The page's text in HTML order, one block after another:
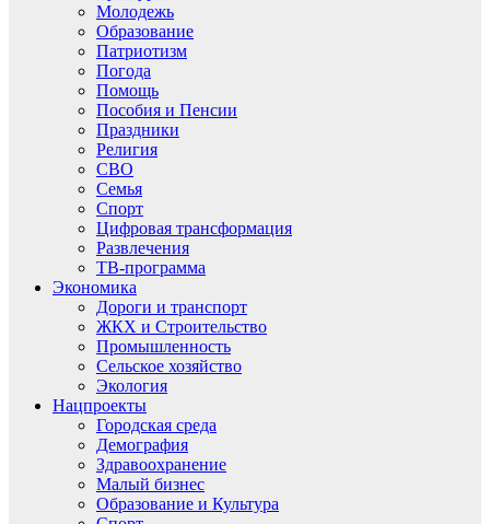
Молодежь
Образование
Патриотизм
Погода
Помощь
Пособия и Пенсии
Праздники
Религия
СВО
Семья
Спорт
Цифровая трансформация
Развлечения
ТВ-программа
Экономика
Дороги и транспорт
ЖКХ и Строительство
Промышленность
Сельское хозяйство
Экология
Нацпроекты
Городская среда
Демография
Здравоохранение
Малый бизнес
Образование и Культура